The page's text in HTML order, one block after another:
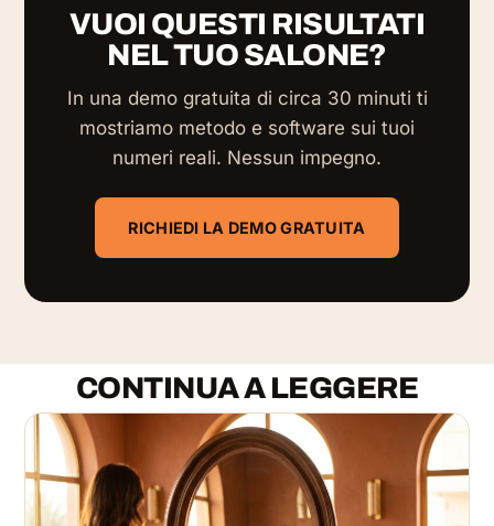
VUOI QUESTI RISULTATI
NEL TUO SALONE?
In una demo gratuita di circa 30 minuti ti
mostriamo metodo e software sui tuoi
numeri reali. Nessun impegno.
RICHIEDI LA DEMO GRATUITA
CONTINUA A LEGGERE